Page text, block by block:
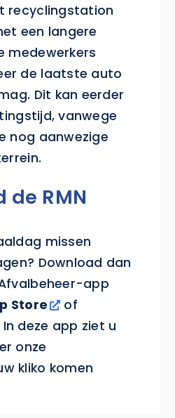
recyclingstation
een langere
medewerkers
de laatste auto
Dit kan eerder
vanwege
nog aanwezige
de RMN
missen
Download dan
app
Store
of
In deze app ziet u
onze
kliko komen